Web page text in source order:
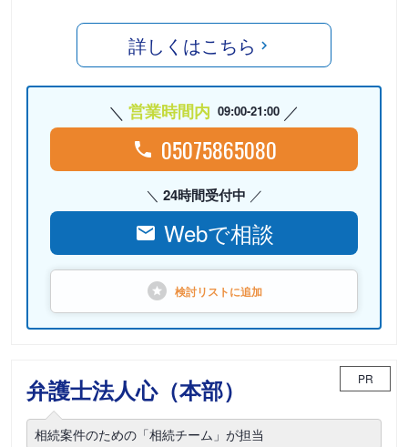
詳しくはこちら
営業時間内 09:00-21:00
05075865080
24時間受付中
Webで相談
検討リストに追加
弁護士法人心（本部） PR
相続案件のための「相続チーム」が担当